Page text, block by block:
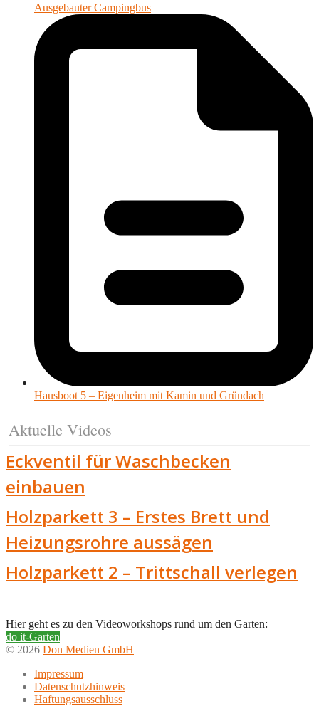
Ausgebauter Campingbus
Hausboot 5 – Eigenheim mit Kamin und Gründach
Aktuelle Videos
Eckventil für Waschbecken
einbauen
Holzparkett 3 – Erstes Brett und
Heizungsrohre aussägen
Holzparkett 2 – Trittschall verlegen
Hier geht es zu den Videoworkshops rund um den Garten:
do it-Garten
© 2026 Don Medien GmbH
Impressum
Datenschutzhinweis
Haftungsausschluss